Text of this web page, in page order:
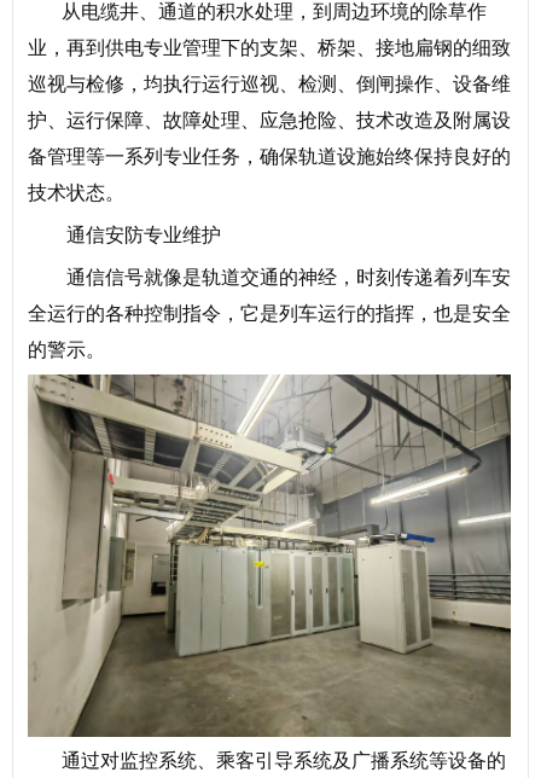
从电缆井、通道的积水处理，到周边环境的除草作
业，再到供电专业管理下的支架、桥架、接地扁钢的细致
巡视与检修，均执行运行巡视、检测、倒闸操作、设备维
护、运行保障、故障处理、应急抢险、技术改造及附属设
备管理等一系列专业任务，确保轨道设施始终保持良好的
技术状态。
通信安防专业维护
通信信号就像是轨道交通的神经，时刻传递着列车安
全运行的各种控制指令，它是列车运行的指挥，也是安全
的警示。
通过对监控系统、乘客引导系统及广播系统等设备的